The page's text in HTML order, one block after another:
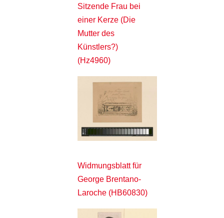
Sitzende Frau bei
einer Kerze (Die
Mutter des
Künstlers?)
(Hz4960)
Widmungsblatt für
George Brentano-
Laroche (HB60830)